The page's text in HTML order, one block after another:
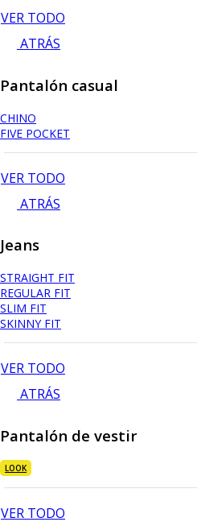
VER TODO
ATRÁS
Pantalón casual
CHINO
FIVE POCKET
VER TODO
ATRÁS
Jeans
STRAIGHT FIT
REGULAR FIT
SLIM FIT
SKINNY FIT
VER TODO
ATRÁS
Pantalón de vestir
LOOK
VER TODO